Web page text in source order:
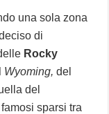
una sola zona
di
Rocky
Wyoming, del
del
sparsi tra